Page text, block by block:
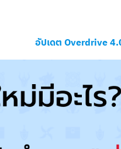
อัปเดต Overdrive